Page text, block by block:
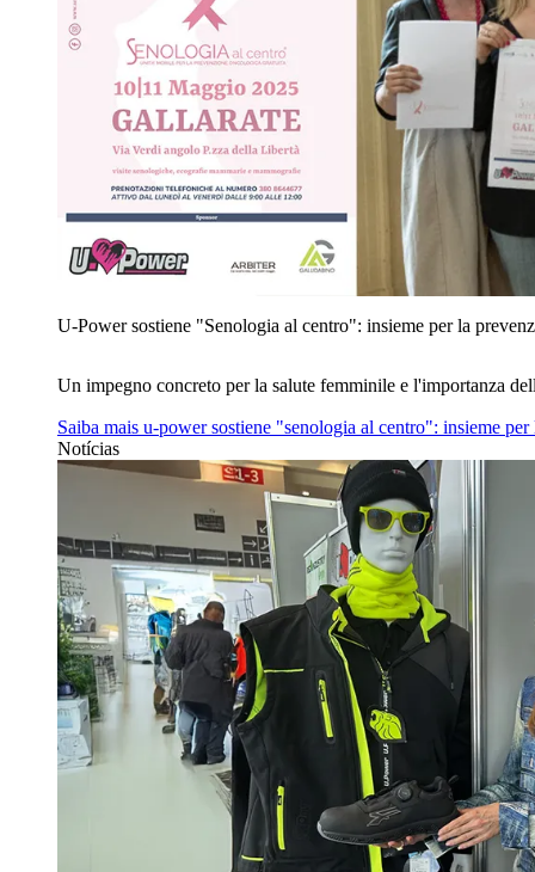
U‑Power sostiene "Senologia al centro": insieme per la
Un impegno concreto per la salute femminile e l'importanza
Saiba mais u‑power sostiene "senologia al centro": insieme
Notícias